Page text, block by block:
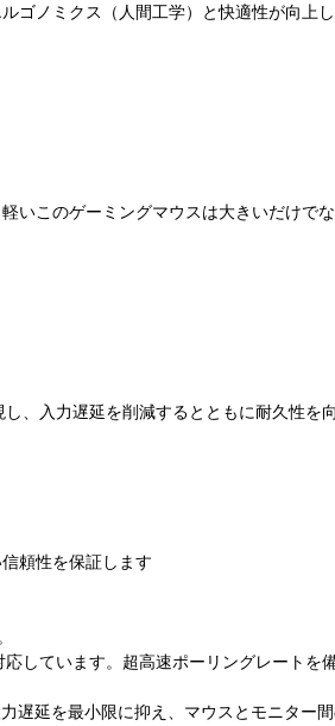
ゴノミクス（人間工学）と快適性が向上し
このゲーミングマウスは大きいだけで
、入力遅延を削減するとともに耐久性を向
頼性を保証します
しています。超高速ポーリングレートを
延を最小限に抑え、マウスとモニター間